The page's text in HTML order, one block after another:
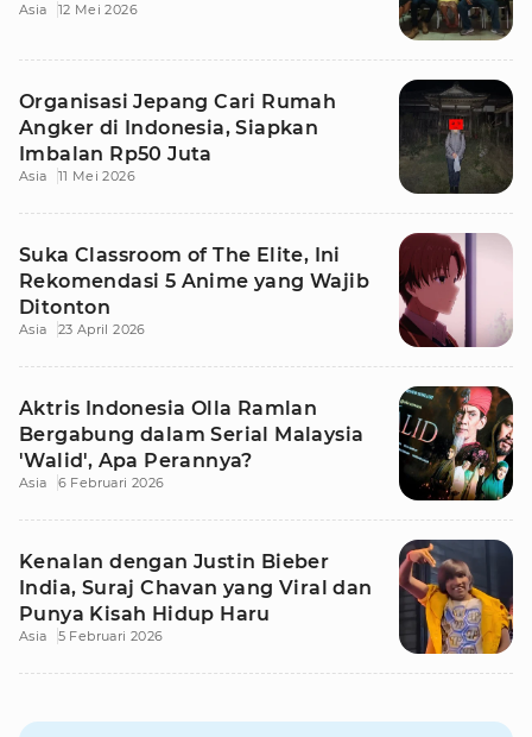
Asia 12 Mei 2026
Organisasi Jepang Cari Rumah
Angker di Indonesia, Siapkan
Imbalan Rp50 Juta
Asia 11 Mei 2026
Suka Classroom of The Elite, Ini
Rekomendasi 5 Anime yang Wajib
Ditonton
Asia 23 April 2026
Aktris Indonesia Olla Ramlan
Bergabung dalam Serial Malaysia
'Walid', Apa Perannya?
Asia 6 Februari 2026
Kenalan dengan Justin Bieber
India, Suraj Chavan yang Viral dan
Punya Kisah Hidup Haru
Asia 5 Februari 2026